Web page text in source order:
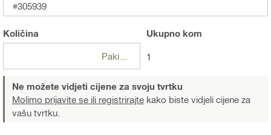
#305939
Količina Ukupnokom
1
Ne možete vidjeti cijene za svoju tvrtku
Molimo prijavite se ili registrirajte kako biste vidjeli cijene za
vašu tvrtku.